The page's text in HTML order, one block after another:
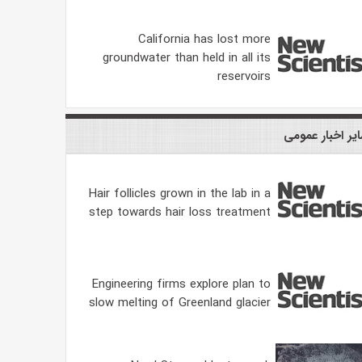
California has lost more
groundwater than held in all its
reservoirs
اخبار عمومی
Hair follicles grown in the lab in a
step towards hair loss treatment
Engineering firms explore plan to
slow melting of Greenland glacier